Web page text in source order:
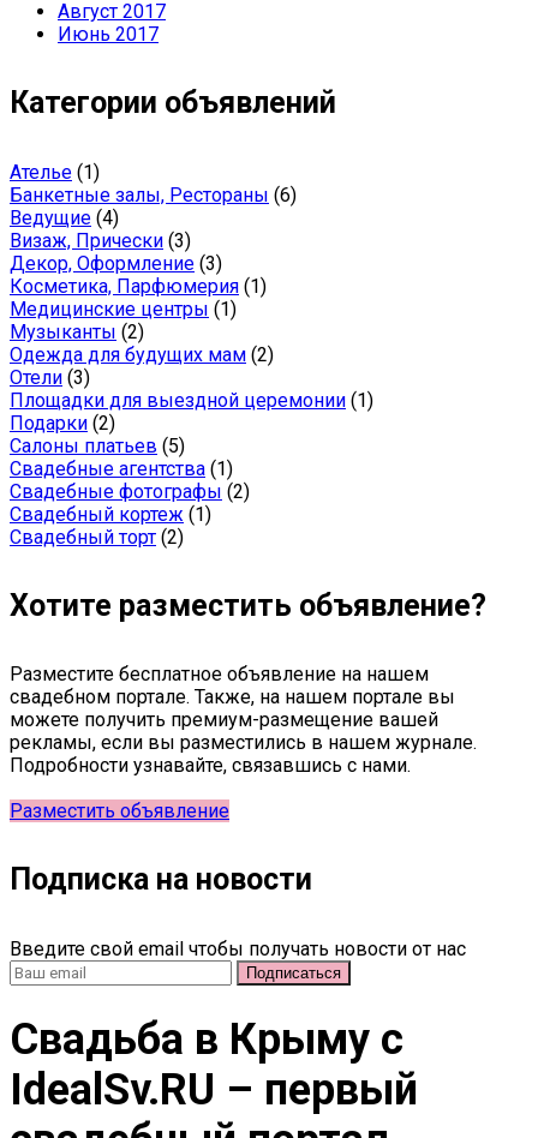
Август 2017
Июнь 2017
Категории объявлений
Ателье (1)
Банкетные залы, Рестораны (6)
Ведущие (4)
Визаж, Прически (3)
Декор, Оформление (3)
Косметика, Парфюмерия (1)
Медицинские центры (1)
Музыканты (2)
Одежда для будущих мам (2)
Отели (3)
Площадки для выездной церемонии (1)
Подарки (2)
Салоны платьев (5)
Свадебные агентства (1)
Свадебные фотографы (2)
Свадебный кортеж (1)
Свадебный торт (2)
Хотите разместить объявление?
Разместите бесплатное объявление на нашем
свадебном портале. Также, на нашем портале вы
можете получить премиум-размещение вашей
рекламы, если вы разместились в нашем журнале.
Подробности узнавайте, связавшись с нами.
Разместить объявление
Подписка на новости
Введите свой email чтобы получать новости от нас
Свадьба в Крыму c
IdealSv.RU – первый